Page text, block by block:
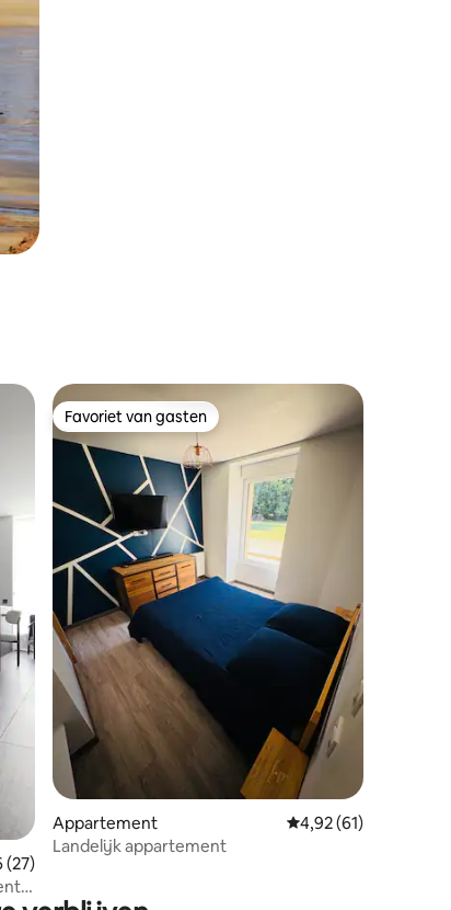
beoordeling van 4,96 op 5, 27 recensies
(27)
Favoriet van gasten
Favoriet van gasten
Appartement Gemiddelde
4,92 (61)
Landelijk appartement